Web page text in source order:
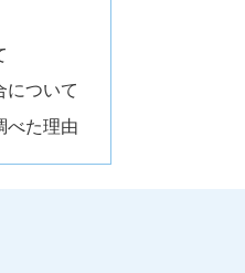
について
べた理由